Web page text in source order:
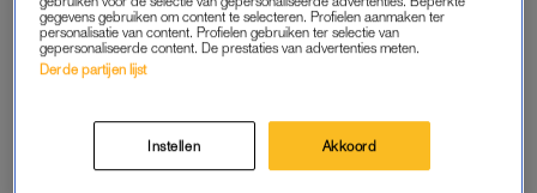
Wie dik is, is moreel verdacht. We kunnen ons niet inhouden,
nemen meer dan ons toekomt en zorgen bovendien slecht
Dat oordeel is inmiddels zo vanzelfsprekend dat we het vaak
niet eens meer als ideologie herkennen. We noemen het
gegevens gebruiken om content te selecteren. Profielen aanmaken ter
personalisatie van content. Profielen gebruiken ter selectie van
gepersonaliseerde content. De prestaties van advertenties meten.
Derde partijen lijst
Instellen Akkoord